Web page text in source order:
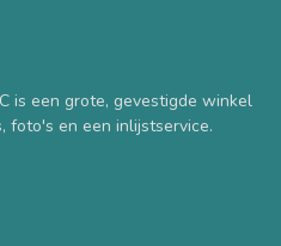
is een grote, gevestigde winkel
foto's en een inlijstservice.